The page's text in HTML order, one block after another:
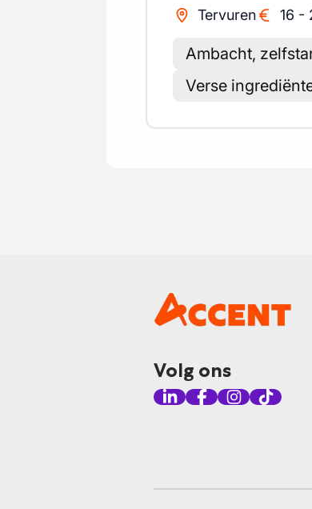
Tervuren 16 -
Ambacht,
Verse
Volg ons